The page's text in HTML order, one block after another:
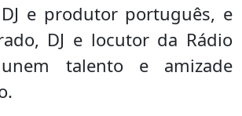
e produtor português, e
DJ e locutor da Rádio
unem talento e amizade